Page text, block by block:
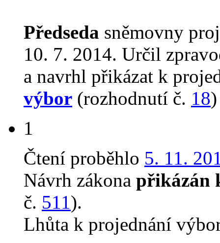
Předseda sněmovny
10. 7. 2014. Určil
a navrhl přikázat k
výbor (rozhodnutí č. 18)
1
Čtení proběhlo 5. 11.
Návrh zákona přikázán
č. 511).
Lhůta k projednání